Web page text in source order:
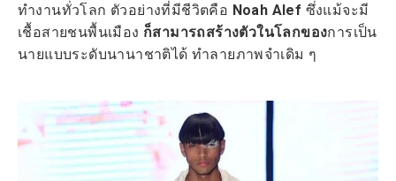
ทำงานทั่วโลก ตัวอย่างที่มีชีวิตคือ Noah Alef ซึ่งแม้จะมี
เชื้อสายชนพื้นเมือง ก็สามารถสร้างตัวในโลกของการเป็น
นายแบบระดับนานาชาติได้ ทำลายภาพจำเดิม ๆ